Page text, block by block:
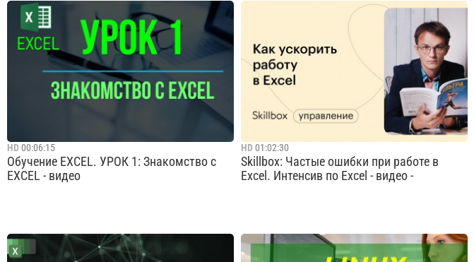
Яндекс таблицы урок 9. Графики и
диаграммыДобрый день, дорогие друзья!
Продолжаем изучать бесплатные таблицы
от Яндекс - "Яндекс таблицы".Как строить
графики и диаграммы в Яндекс Таблицах?
На самом деле в Яндекс таблицах
достаточно удобный ...
Как построить график по данным функции
из таблицы . Ссылка на файл
https://disk.yandex.ru/i/fkgfwiCRUJxRoA
Узнайте свой уровень excel:
https://tinyurl.com/yayzdce2 Построить
график в excel для этого нужна расписать
функцию. График функции ...
Cмотреть видео
HD 00:06:15
Обучение EXCEL. УРОК 1: Знакомство с
EXCEL - видео
Обучение EXCEL. УРОК 1: Знакомство с
EXCEL - Знакомство с EXCEL - Рабочая
HD 01:02:30
Skillbox: Частые ошибки при работе в
Excel. Интенсив по Excel - видео -
Распродажа программ с гарантией
трудоустройства. Получи доступ к самым